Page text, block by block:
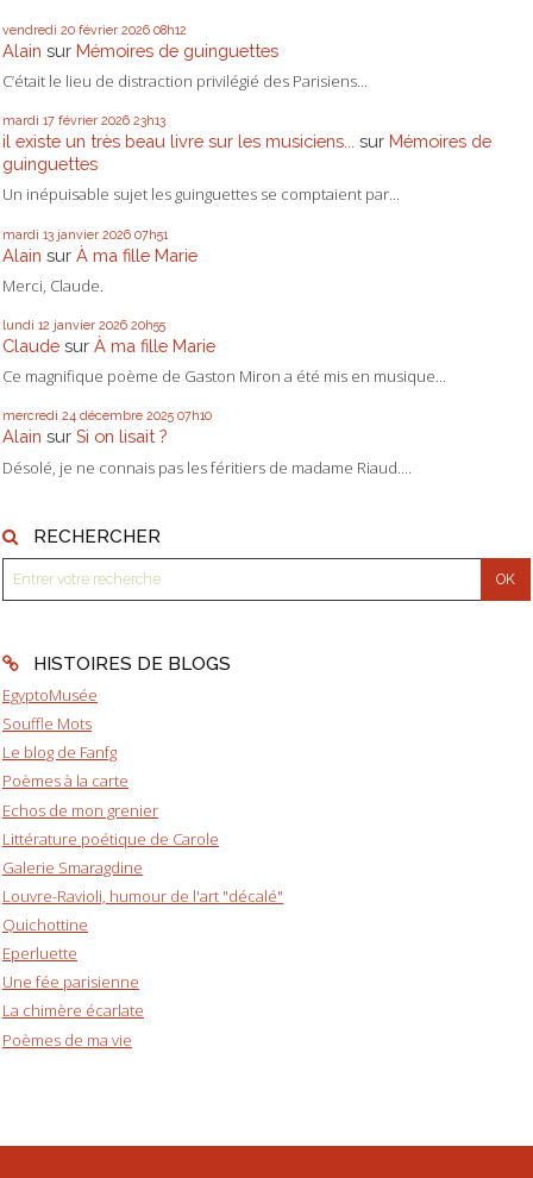
vendredi 20 février 2026 08h12
Alain sur Mémoires de guinguettes
C’était le lieu de distraction privilégié des Parisiens...
mardi 17 février 2026 23h13
il existe un très beau livre sur les musiciens... sur Mémoires de
guinguettes
Un inépuisable sujet les guinguettes se comptaient par...
mardi 13 janvier 2026 07h51
Alain sur À ma fille Marie
Merci, Claude.
lundi 12 janvier 2026 20h55
Claude sur À ma fille Marie
Ce magnifique poème de Gaston Miron a été mis en musique...
mercredi 24 décembre 2025 07h10
Alain sur Si on lisait ?
Désolé, je ne connais pas les féritiers de madame Riaud....
RECHERCHER
HISTOIRES DE BLOGS
EgyptoMusée
Souffle Mots
Le blog de Fanfg
Poèmes à la carte
Echos de mon grenier
Littérature poétique de Carole
Galerie Smaragdine
Louvre-Ravioli, humour de l'art "décalé"
Quichottine
Eperluette
Une fée parisienne
La chimère écarlate
Poèmes de ma vie